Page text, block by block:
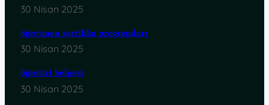
30 Nisan 2025
öğretmen sertifika programları
30 Nisan 2025
öğretici belgesi
30 Nisan 2025